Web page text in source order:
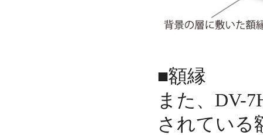
■額縁
また、DV-
されている